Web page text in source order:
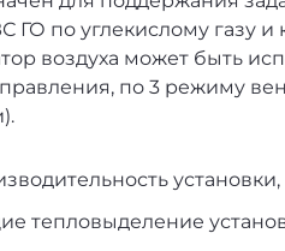
ГО по углекислому газу и
воздуха может быть
по 3 режиму
товара
установки,
тепловыделение